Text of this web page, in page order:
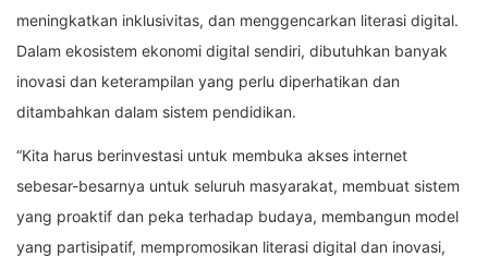
meningkatkan inklusivitas, dan menggencarkan literasi digital.
Dalam ekosistem ekonomi digital sendiri, dibutuhkan banyak
inovasi dan keterampilan yang perlu diperhatikan dan
ditambahkan dalam sistem pendidikan.
“Kita harus berinvestasi untuk membuka akses internet
sebesar-besarnya untuk seluruh masyarakat, membuat sistem
yang proaktif dan peka terhadap budaya, membangun model
yang partisipatif, mempromosikan literasi digital dan inovasi,